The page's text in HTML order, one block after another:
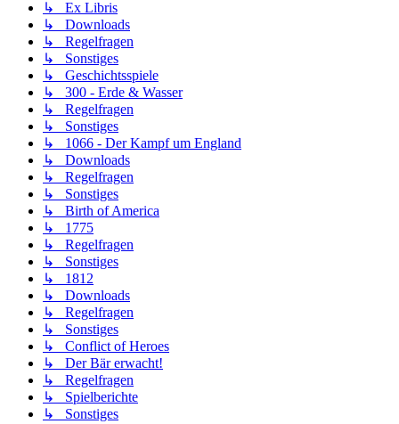
↳ Ex Libris
↳ Downloads
↳ Regelfragen
↳ Sonstiges
↳ Geschichtsspiele
↳ 300 - Erde & Wasser
↳ Regelfragen
↳ Sonstiges
↳ 1066 - Der Kampf um England
↳ Downloads
↳ Regelfragen
↳ Sonstiges
↳ Birth of America
↳ 1775
↳ Regelfragen
↳ Sonstiges
↳ 1812
↳ Downloads
↳ Regelfragen
↳ Sonstiges
↳ Conflict of Heroes
↳ Der Bär erwacht!
↳ Regelfragen
↳ Spielberichte
↳ Sonstiges